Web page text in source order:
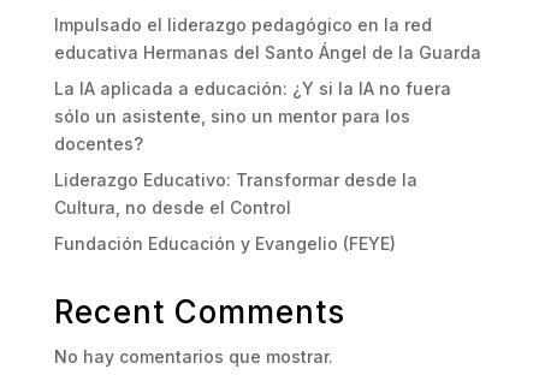
Impulsado el liderazgo pedagógico en la red
educativa Hermanas del Santo Ángel de la Guarda
La IA aplicada a educación: ¿Y si la IA no fuera
sólo un asistente, sino un mentor para los
docentes?
Liderazgo Educativo: Transformar desde la
Cultura, no desde el Control
Fundación Educación y Evangelio (FEYE)
Recent Comments
No hay comentarios que mostrar.